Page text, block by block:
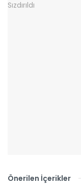
Önerilen İçerikler